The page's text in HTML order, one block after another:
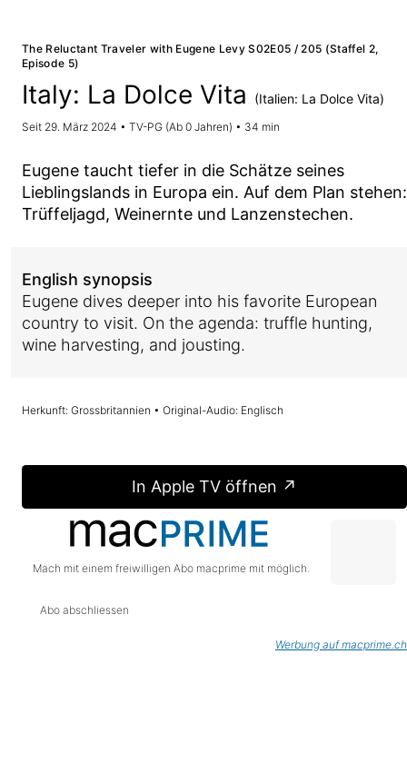
The Reluctant Traveler with Eugene Levy S02E05 / 205 (Staffel 2,
Episode 5)
Italy: La Dolce Vita (Italien: La Dolce Vita)
Seit 29. März 2024 • TV-PG (Ab 0 Jahren) • 34 min
Eugene taucht tiefer in die Schätze seines
Lieblingslands in Europa ein. Auf dem Plan stehen:
Trüffeljagd, Weinernte und Lanzenstechen.
English synopsis
Eugene dives deeper into his favorite European
country to visit. On the agenda: truffle hunting,
wine harvesting, and jousting.
Herkunft: Grossbritannien • Original-Audio: Englisch
In Apple TV öffnen ↗
Mach mit einem freiwilligen Abo macprime mit möglich.
Abo abschliessen
Werbung auf macprime.ch